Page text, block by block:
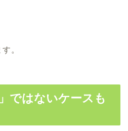
。
ではないケースも